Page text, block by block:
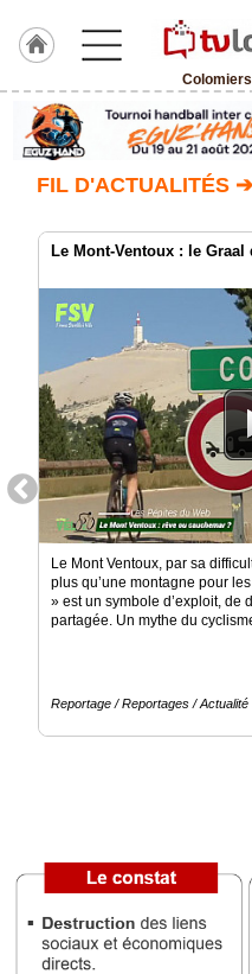
Colomiers
J'adhère
Hulcoq
ACCUEIL
France
Accueil
RUBRIQUES
Agenda
Gazette
Médias
annuaire
FIL D'ACTUALITÉS ➔
Le Mont-Ventoux : le
Le Mont Ventoux, par sa
plus qu’une montagne pour
» est un symbole d’exploit, de
partagée. Un mythe du
Reportage / Reportages / Actualité